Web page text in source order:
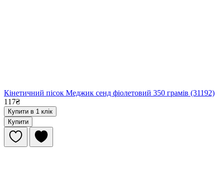
Кінетичний пісок Меджик сенд фіолетовий 350 грамів (31192)
117₴
Купити в 1 клік
Купити